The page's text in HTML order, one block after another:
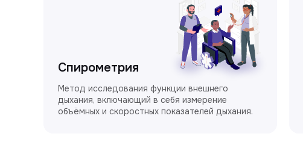
Спирометрия
Метод исследования функции внешнего
дыхания, включающий в себя измерение
объёмных и скоростных показателей дыхания.